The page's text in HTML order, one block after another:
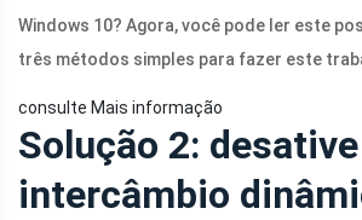
Windows 10? Agora, você pode ler este
três métodos simples para fazer este
consulte Mais informação
Solução 2:
intercâmbio